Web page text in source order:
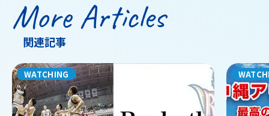
More Articles
関連記事
WATCHING